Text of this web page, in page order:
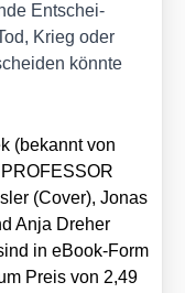
Ent­schei­
Krieg oder
könn­te
(bekannt von
(Cover), Jonas
Anja Dre­her
in eBook-Form
Preis von 2,49